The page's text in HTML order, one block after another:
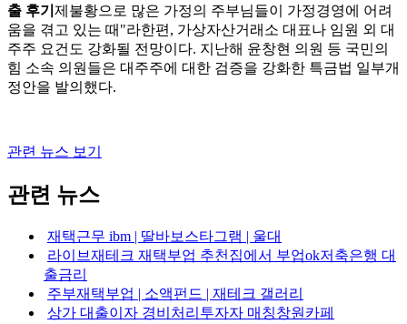
출 후기 제불황으로 많은 가정의 주부님들이 가정경영에 어려
움을 겪고 있는 때"라한편, 가상자산거래소 대표나 임원 외 대
주주 요건도 강화될 전망이다. 지난해 윤창현 의원 등 국민의
힘 소속 의원들은 대주주에 대한 검증을 강화한 특금법 일부개
정안을 발의했다.
관련 뉴스 보기
관련 뉴스
재택근무 ibm | 딸바보스타그램 | 울대
라이브재테크 재택부업 추천집에서 부업ok저축은행 대
출금리
주부재택부업 | 소액펀드 | 재테크 갤러리
상가 대출이자 경비처리투자자 매칭창원카페